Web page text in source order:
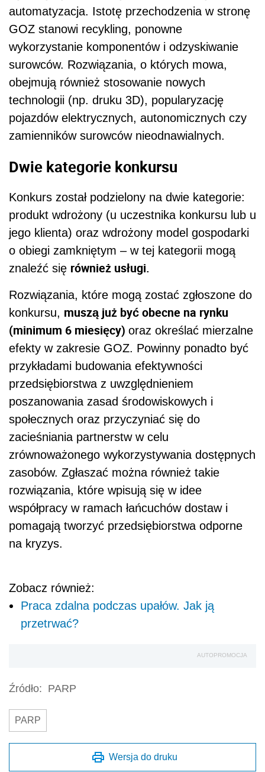
automatyzacja. Istotę przechodzenia w stronę
GOZ stanowi recykling, ponowne
wykorzystanie komponentów i odzyskiwanie
surowców. Rozwiązania, o których mowa,
obejmują również stosowanie nowych
technologii (np. druku 3D), popularyzację
pojazdów elektrycznych, autonomicznych czy
zamienników surowców nieodnawialnych.
Dwie kategorie konkursu
Konkurs został podzielony na dwie kategorie:
produkt wdrożony (u uczestnika konkursu lub u
jego klienta) oraz wdrożony model gospodarki
o obiegi zamkniętym – w tej kategorii mogą
znaleźć się również usługi.
Rozwiązania, które mogą zostać zgłoszone do
konkursu, muszą już być obecne na rynku
(minimum 6 miesięcy) oraz określać mierzalne
efekty w zakresie GOZ. Powinny ponadto być
przykładami budowania efektywności
przedsiębiorstwa z uwzględnieniem
poszanowania zasad środowiskowych i
społecznych oraz przyczyniać się do
zacieśniania partnerstw w celu
zrównoważonego wykorzystywania dostępnych
zasobów. Zgłaszać można również takie
rozwiązania, które wpisują się w idee
współpracy w ramach łańcuchów dostaw i
pomagają tworzyć przedsiębiorstwa odporne
na kryzys.
Zobacz również:
Praca zdalna podczas upałów. Jak ją
przetrwać?
AUTOPROMOCJA
Źródło: PARP
PARP
Wersja do druku